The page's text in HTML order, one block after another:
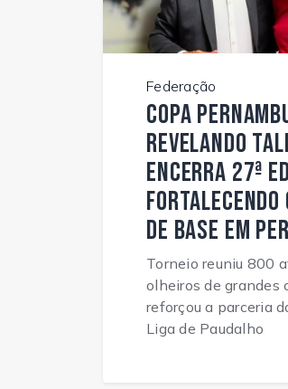
Federação
Copa
Revelando
encerra 27ª
fortalecendo
de base em
Torneio reuniu 800
olheiros de grandes
reforçou a parceria
Liga de Paudalho